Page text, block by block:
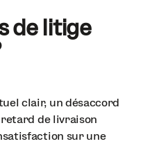
de litige
clair, un désaccord
de livraison
sur une